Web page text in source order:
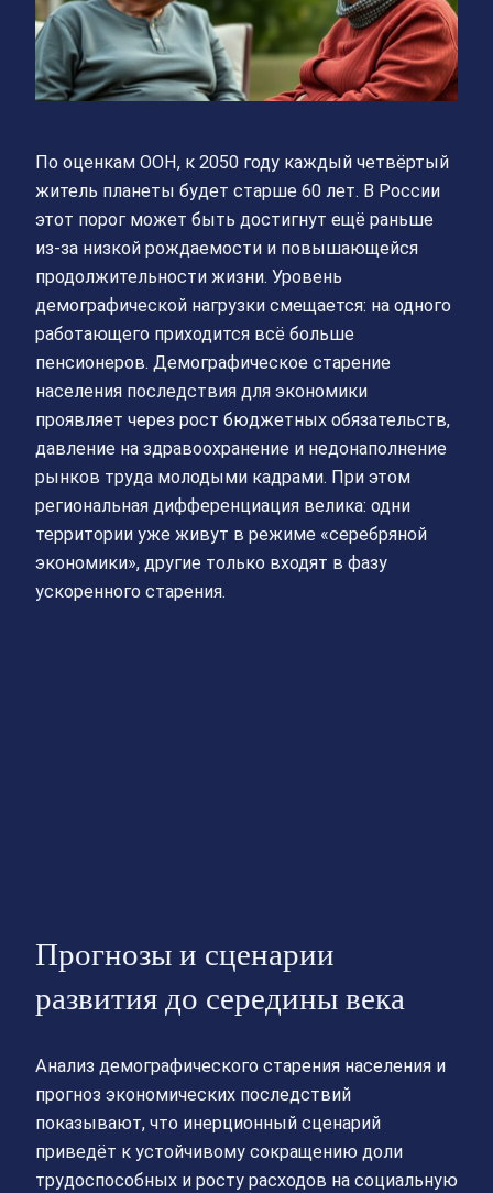
По оценкам ООН, к 2050 году каждый четвёртый
житель планеты будет старше 60 лет. В России
этот порог может быть достигнут ещё раньше
из-за низкой рождаемости и повышающейся
продолжительности жизни. Уровень
демографической нагрузки смещается: на одного
работающего приходится всё больше
пенсионеров. Демографическое старение
населения последствия для экономики
проявляет через рост бюджетных обязательств,
давление на здравоохранение и недонаполнение
рынков труда молодыми кадрами. При этом
региональная дифференциация велика: одни
территории уже живут в режиме «серебряной
экономики», другие только входят в фазу
ускоренного старения.
Прогнозы и сценарии
развития до середины века
Анализ демографического старения населения и
прогноз экономических последствий
показывают, что инерционный сценарий
приведёт к устойчивому сокращению доли
трудоспособных и росту расходов на социальную